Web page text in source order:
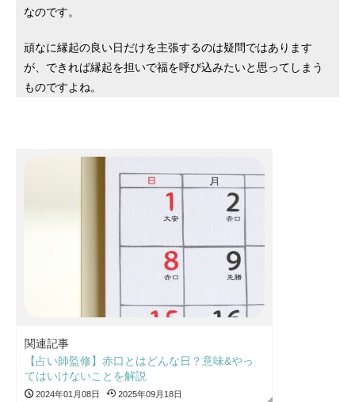
なのです。
頑なに縁起の良い日だけを主張するのは疑問ではあります
が、できれば縁起を担いで福を呼び込みたいと思ってしまう
ものですよね。
関連記事
【占い師監修】赤口とはどんな日？意味&やっ
てはいけないことを解説
2024年01月08日 2025年09月18日